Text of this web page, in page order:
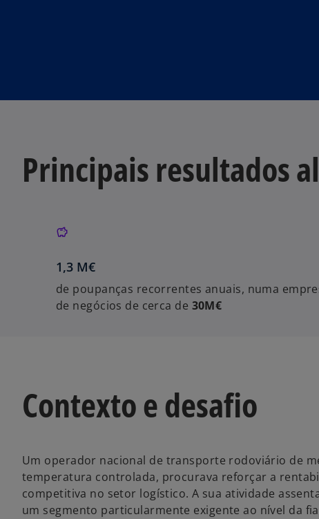
Principais resultados
1,3 M€
de poupanças recorrentes anuais, numa
de negócios de cerca de 30M€
Contexto e desafio
Um operador nacional de transporte rodoviário de
temperatura controlada, procurava reforçar a
competitiva no setor logístico. A sua atividade
um segmento particularmente exigente ao nível da